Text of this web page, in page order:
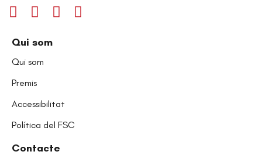
Qui som
Qui som
Premis
Accessibilitat
Política del FSC
Contacte